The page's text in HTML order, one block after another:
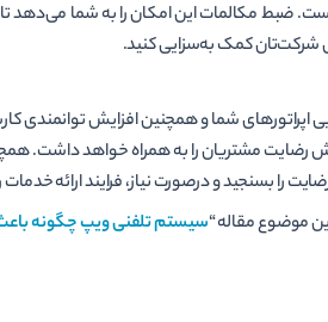
ضبط مکالمات این امکان را به شما می‌دهد
کمک به‌سزایی کنید.
را بسنجید و درصورت نیاز، فرایند ارائه خدمات
موضوع مقاله “سیستم تلفنی ویپ چگونه